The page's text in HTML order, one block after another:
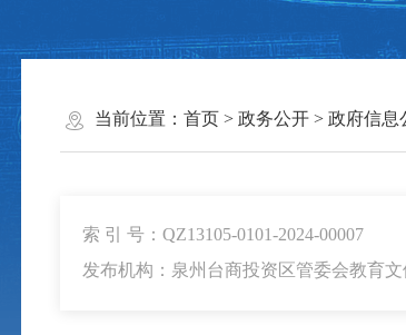
当前位置： 首页> 政务公开> 政府信息
索 引 号：QZ13105-0101-2024-00007
发布机构：泉州台商投资区管委会教育